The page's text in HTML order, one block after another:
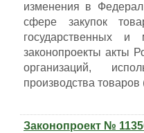
изменения в
сфере закупок
государственных
законопроекты акты
организаций,
производства товаров
Законопроект №